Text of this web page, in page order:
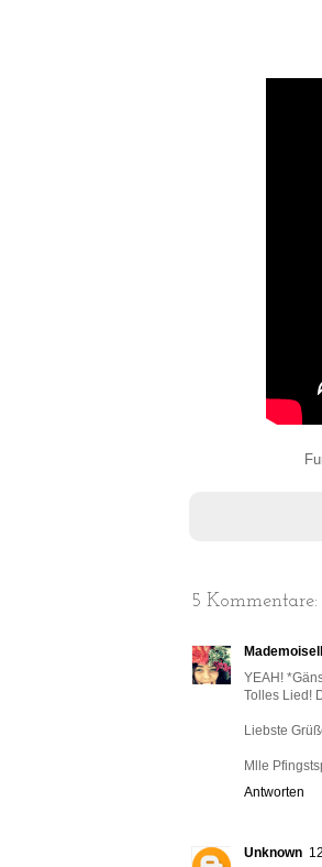
5 Kommentare:
YEAH!
Tolles Lied!
Liebste
Mlle
Antworten
Unknown